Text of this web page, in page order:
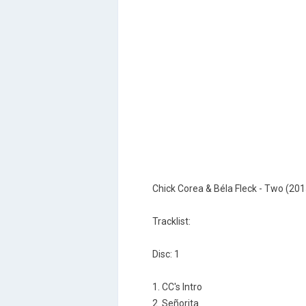
Chick Corea & Béla Fleck - Two
Tracklist:
Disc: 1
1. CC's Intro
2. Señorita